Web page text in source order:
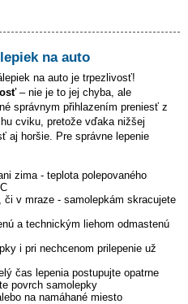
na auto
na auto je trpezlivosť!
– nie je to jej chyba, ale
správnym přihlazením preniesť z
cviku, pretože vďaka nižšej
aj horšie. Pre správne lepenie
zima - teplota polepovaného
v mraze - samolepkám skracujete
a technickým liehom odmastenú
i pri nechcenom prilepenie už
čas lepenia postupujte opatrne
povrch samolepky
na namáhané miesto